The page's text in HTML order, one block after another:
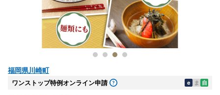
福岡県川崎町
ワンストップ特例オンライン申請 e ま 自